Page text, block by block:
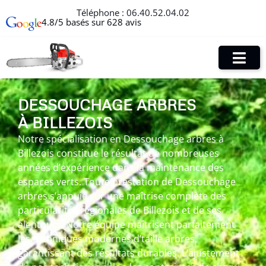
Téléphone : 06.40.52.04.02
4.8/5 basés sur 628 avis
DESSOUCHAGE ARBRES
À BILLEZOIS
Notre spécialisation en Dessouchage arbres à
Billezois constitue le résultat de nombreuses
années d’expérience dans la maintenance des
espaces verts. Toute prestation de Dessouchage
arbres s’appuie sur une maîtrise complète des
particularités régionales de Billezois et de ses
alentours. Notre équipe maîtrisent parfaitement
les techniques modernes d’taille arbres,
garantissant des résultats durables. L’ajustement